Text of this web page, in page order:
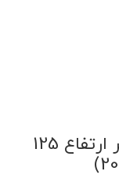
استخر پیش ساخته قطر 4 متر ارتفاع 125